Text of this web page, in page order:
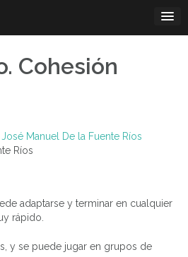
Cohesión
José Manuel De la Fuente Ríos
Ríos
adaptarse y terminar en cualquier
rápido.
y se puede jugar en grupos de